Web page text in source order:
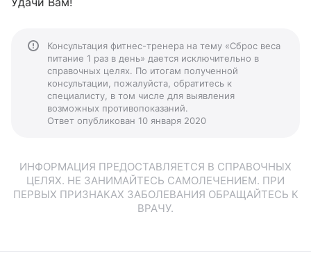
Консультация фитнес-тренера на тему «Сброс веса
питание 1 раз в день» дается исключительно в
справочных целях. По итогам полученной
консультации, пожалуйста, обратитесь к
специалисту, в том числе для выявления
возможных противопоказаний.
Ответ опубликован 10 января 2020
ИНФОРМАЦИЯ ПРЕДОСТАВЛЯЕТСЯ В СПРАВОЧНЫХ
ЦЕЛЯХ. НЕ ЗАНИМАЙТЕСЬ САМОЛЕЧЕНИЕМ. ПРИ
ПЕРВЫХ ПРИЗНАКАХ ЗАБОЛЕВАНИЯ ОБРАЩАЙТЕСЬ К
ВРАЧУ.